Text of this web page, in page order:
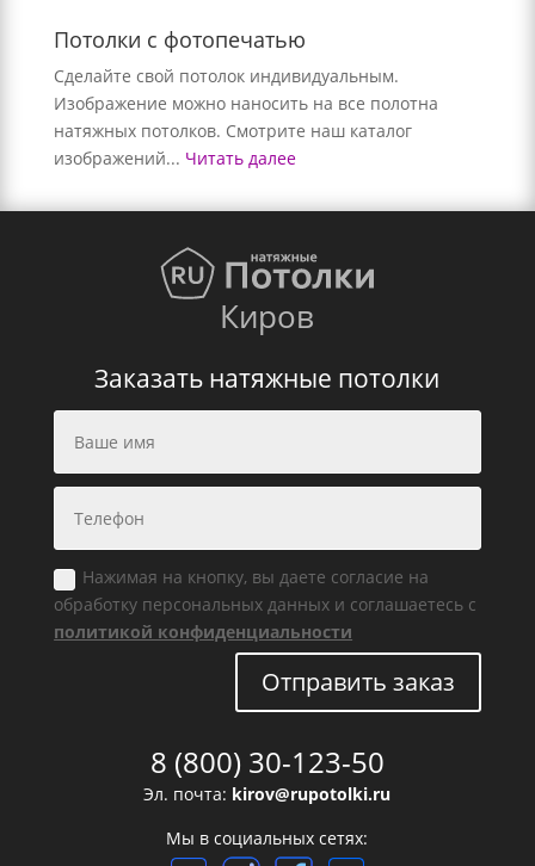
Потолки с фотопечатью
Сделайте свой потолок индивидуальным.
Изображение можно наносить на все полотна
натяжных потолков. Смотрите наш каталог
изображений... Читать далее
Киров
Заказать натяжные потолки
Нажимая на кнопку, вы даете согласие на
обработку персональных данных и соглашаетесь с
политикой конфиденциальности
Отправить заказ
8 (800) 30-123-50
Эл. почта: kirov@rupotolki.ru
Мы в социальных сетях: